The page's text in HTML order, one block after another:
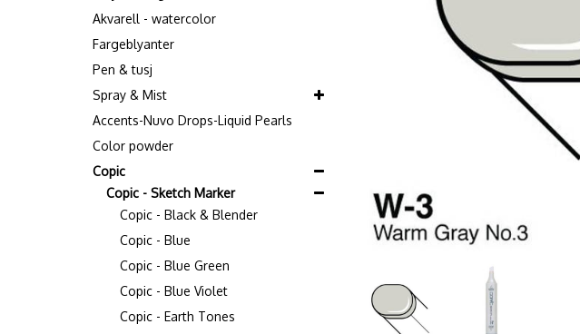
Akvarell - watercolor
Fargeblyanter
Pen & tusj
Spray & Mist
Accents-Nuvo Drops-Liquid Pearls
Color powder
Copic
Copic - Sketch Marker
Copic - Black & Blender
Copic - Blue
Copic - Blue Green
Copic - Blue Violet
Copic - Earth Tones